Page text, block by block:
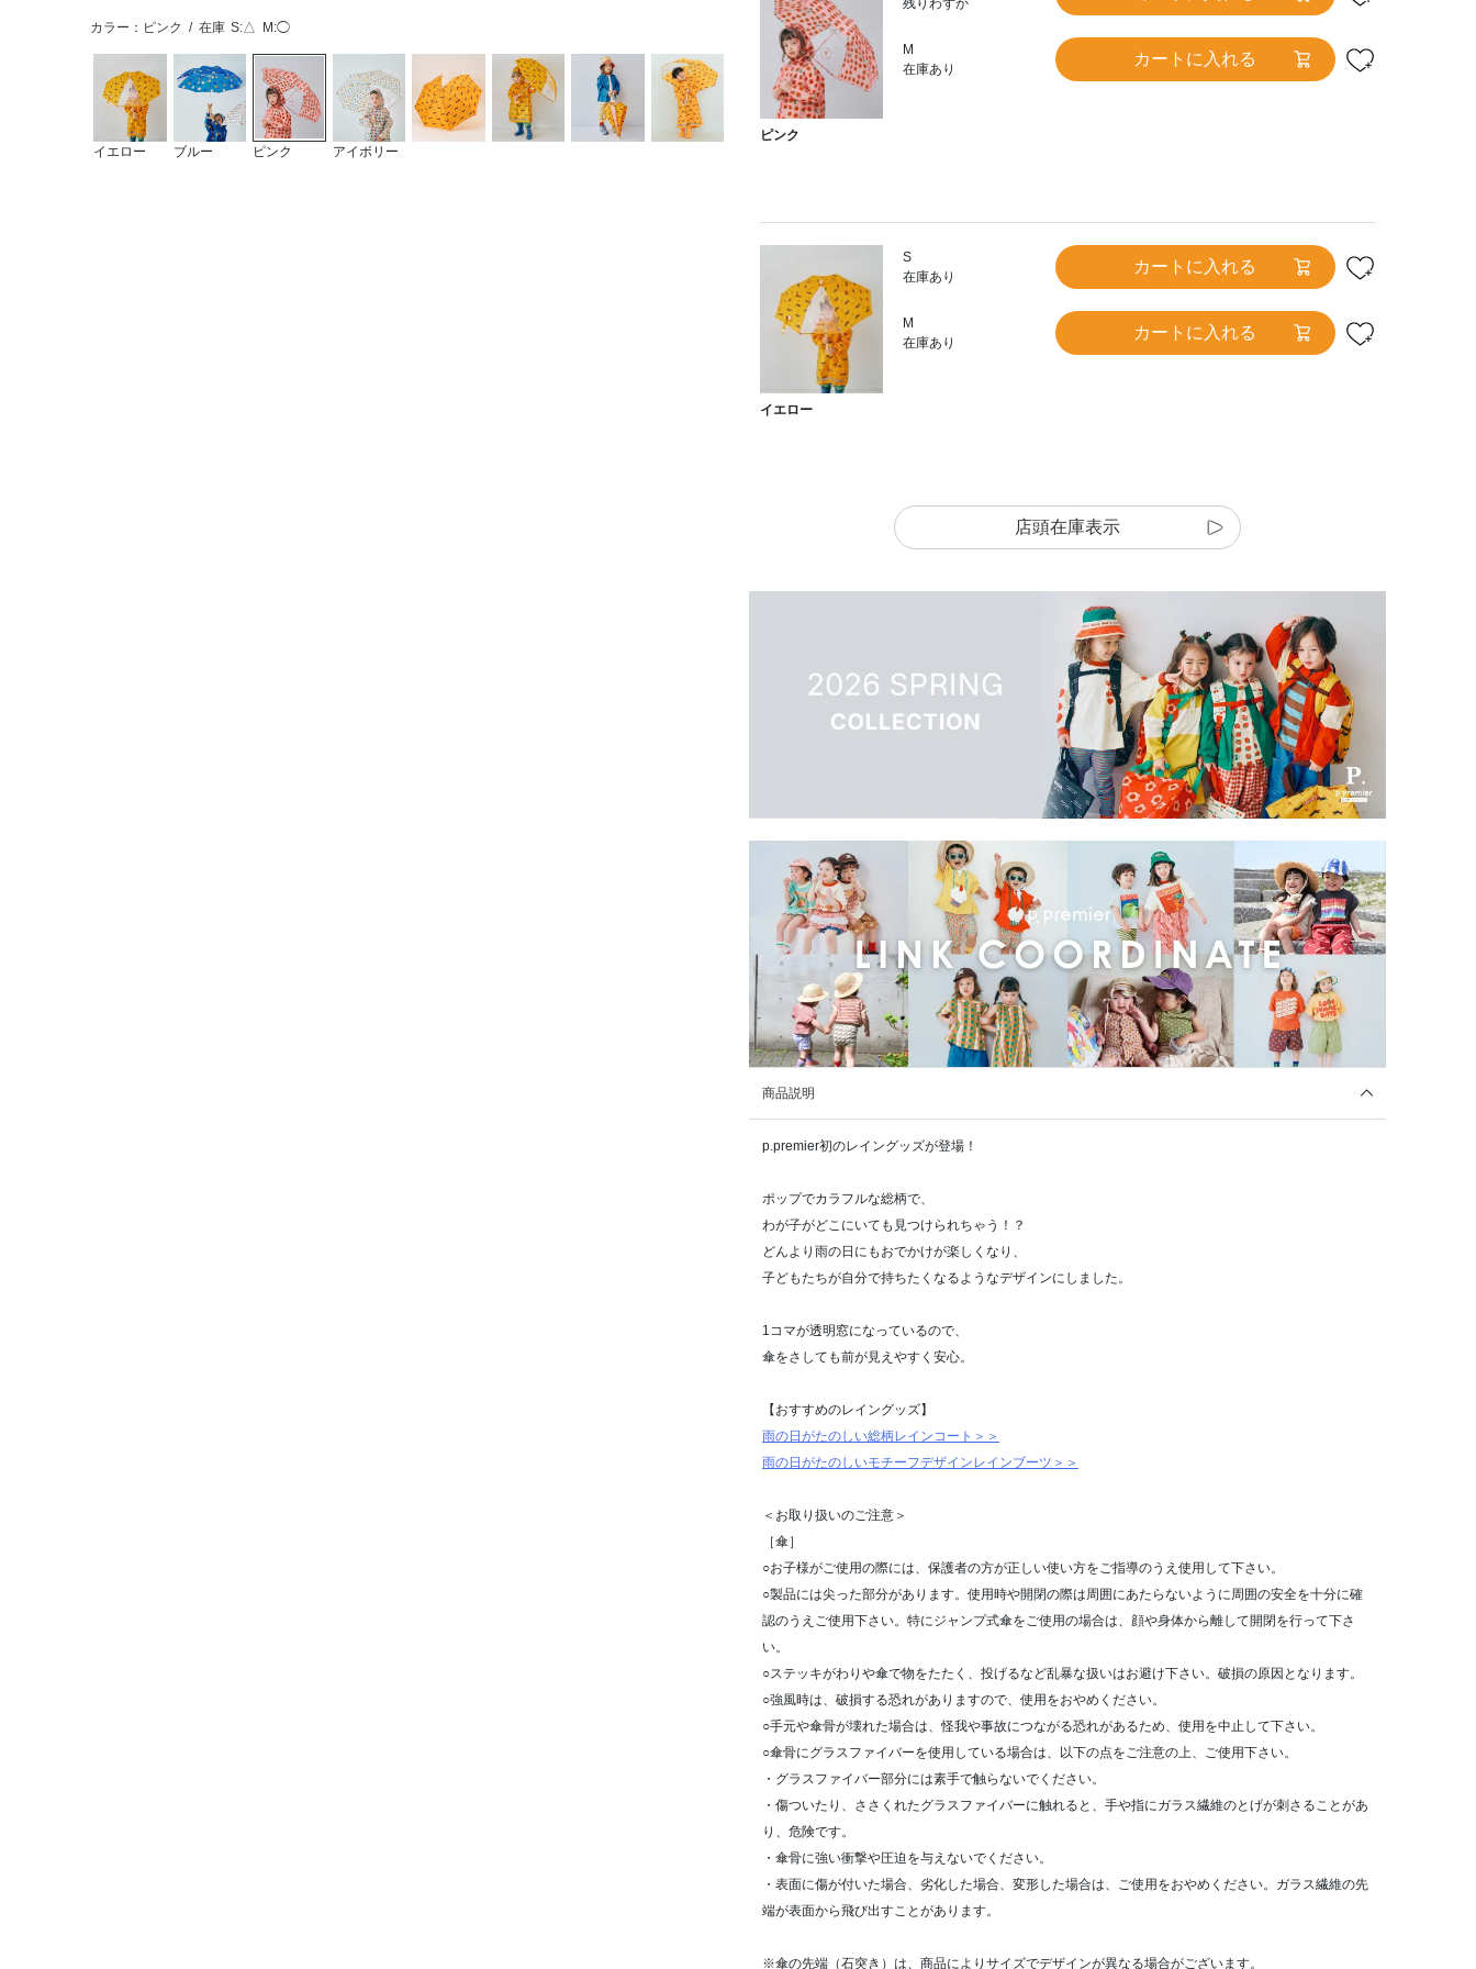
カラー：ピンク / 在庫 S:△ M:◯
イエロー ブルー ピンク アイボリー
ピンク
M
在庫あり
カートに入れる
イエロー
S
在庫あり
カートに入れる
M
在庫あり
カートに入れる
店頭在庫表示
商品説明
p.premier初のレイングッズが登場！
ポップでカラフルな総柄で、
わが子がどこにいても見つけられちゃう！？
どんより雨の日にもおでかけが楽しくなり、
子どもたちが自分で持ちたくなるようなデザインにしました。
1コマが透明窓になっているので、
傘をさしても前が見えやすく安心。
【おすすめのレイングッズ】
雨の日がたのしい総柄レインコート＞＞
雨の日がたのしいモチーフデザインレインブーツ＞＞
＜お取り扱いのご注意＞
［傘］
○お子様がご使用の際には、保護者の方が正しい使い方をご指導のうえ使用して下さい。
○製品には尖った部分があります。使用時や開閉の際は周囲にあたらないように周囲の安全を十分に確
認のうえご使用下さい。特にジャンプ式傘をご使用の場合は、顔や身体から離して開閉を行って下さ
い。
○ステッキがわりや傘で物をたたく、投げるなど乱暴な扱いはお避け下さい。破損の原因となります。
○強風時は、破損する恐れがありますので、使用をおやめください。
○手元や傘骨が壊れた場合は、怪我や事故につながる恐れがあるため、使用を中止して下さい。
○傘骨にグラスファイバーを使用している場合は、以下の点をご注意の上、ご使用下さい。
・グラスファイバー部分には素手で触らないでください。
・傷ついたり、ささくれたグラスファイバーに触れると、手や指にガラス繊維のとげが刺さることがあ
り、危険です。
・傘骨に強い衝撃や圧迫を与えないでください。
・表面に傷が付いた場合、劣化した場合、変形した場合は、ご使用をおやめください。ガラス繊維の先
端が表面から飛び出すことがあります。
※傘の先端（石突き）は、商品によりサイズでデザインが異なる場合がございます。